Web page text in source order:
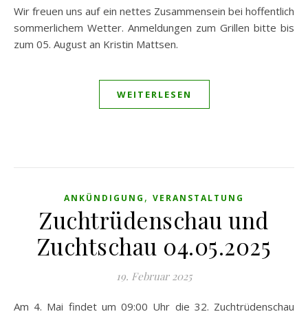
Wir freuen uns auf ein nettes Zusammensein bei hoffentlich
sommerlichem Wetter. Anmeldungen zum Grillen bitte bis
zum 05. August an Kristin Mattsen.
WEITERLESEN
ANKÜNDIGUNG , VERANSTALTUNG
Zuchtrüdenschau und
Zuchtschau 04.05.2025
19. Februar 2025
Am 4. Mai findet um 09:00 Uhr die 32. Zuchtrüdenschau